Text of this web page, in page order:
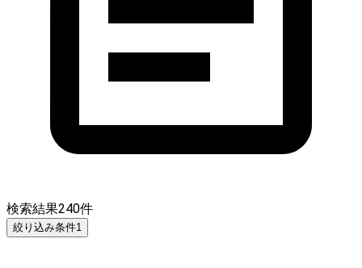
検索結果240件
絞り込み条件1